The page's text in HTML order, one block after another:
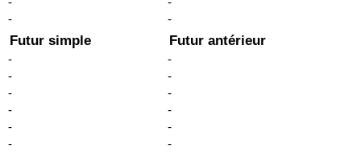
-
-
Futur simple
-
-
-
-
-
-
Futur antérieur
-
-
-
-
-
-